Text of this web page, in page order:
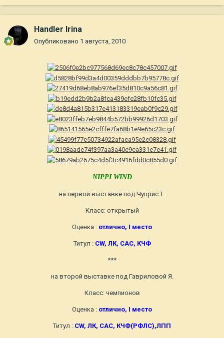
Handler Irina
Опубликовано 1 августа, 2010
NIPPI WIND
на первой выставке под Чуприс Т.
Класс: открытый
Оценка : отлично, I место
Титул : СW, ЛК, САС, КЧФ
***
на второй выставке под Гавриловой Я.
Класс: чемпионов
Оценка : отлично, I место
Титул : СW, ЛК, САС, КЧФ(РФЛС),ЛПП